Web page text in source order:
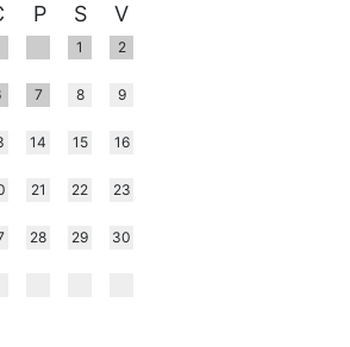
P S V
1 2
7 8 9
14 15 16
21 22 23
28 29 30